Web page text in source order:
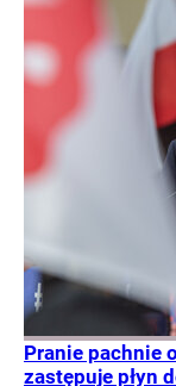
Pranie pachnie
zastępuje płyn